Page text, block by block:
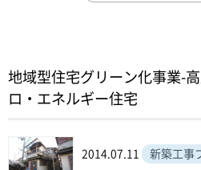
地域型住宅グリーン化事業-
ロ・エネルギー住宅
2014.07.11 新築工事